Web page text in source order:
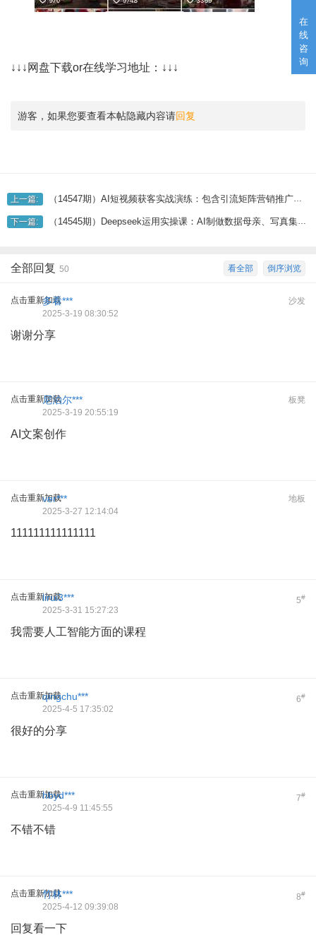
在
线
咨
询
↓↓↓网盘下载or在线学习地址：↓↓↓
游客，如果您要查看本帖隐藏内容请回复
上一篇: （14547期）AI短视频获客实战演练：包含引流矩阵营销推广、构建、精准定位、素材内容拍照、养号、转现等
下一篇: （14545期）Deepseek运用实操课：AI制做数据母亲、写真集、小视频，辅导作业，PPT制作等
倒序浏览
看全部
全部回复 50
点击重新加载 沙发
多看***
2025-3-19 08:30:52
谢谢分享
点击重新加载 板凳
尼泊尔***
2025-3-19 20:55:19
AI文案创作
点击重新加载 地板
ver***
2025-3-27 12:14:04
111111111111111
点击重新加载 5#
lirui3***
2025-3-31 15:27:23
我需要人工智能方面的课程
点击重新加载 6#
qingchu***
2025-4-5 17:35:02
很好的分享
点击重新加载 7#
hbyd***
2025-4-9 11:45:55
不错不错
点击重新加载 8#
竹林***
2025-4-12 09:39:08
回复看一下